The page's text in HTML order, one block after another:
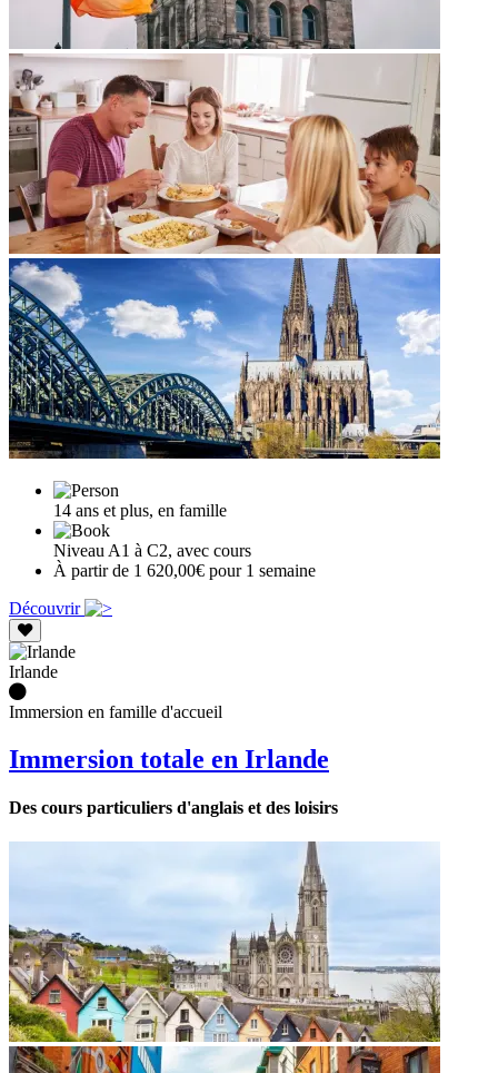
14 ans et plus, en famille
Niveau A1 à C2, avec cours
À partir de 1 620,00€ pour 1 semaine
Découvrir
Irlande
Immersion en famille d'accueil
Immersion totale en Irlande
Des cours particuliers d'anglais et des loisirs